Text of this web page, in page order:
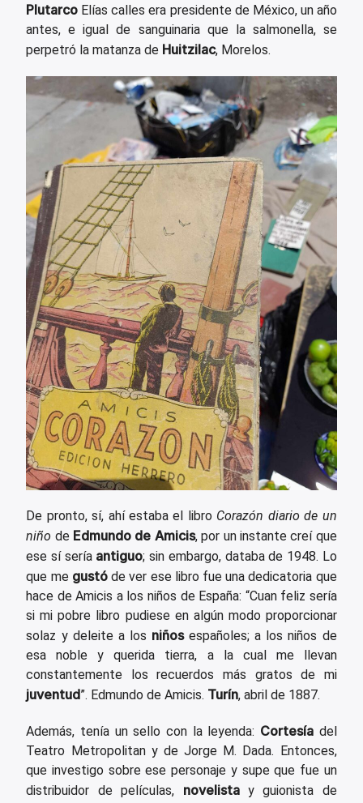
Plutarco Elías calles era presidente de México, un año
antes, e igual de sanguinaria que la salmonella, se
perpetró la matanza de Huitzilac, Morelos.
De pronto, sí, ahí estaba el libro Corazón diario de un
niño de Edmundo de Amicis, por un instante creí que
ese sí sería antiguo; sin embargo, databa de 1948. Lo
que me gustóde ver ese libro fue una dedicatoria que
hace de Amicis a los niños de España: “Cuan feliz sería
si mi pobre libro pudiese en algún modo proporcionar
solaz y deleite a los niñosespañoles; a los niños de
esa noble y querida tierra, a la cual me llevan
constantemente los recuerdos más gratos de mi
juventud”. Edmundo de Amicis. Turín, abril de 1887.
Además, tenía un sello con la leyenda: Cortesíadel
Teatro Metropolitan y de Jorge M. Dada. Entonces,
que investigo sobre ese personaje y supe que fue un
distribuidor de películas, novelistay guionista de